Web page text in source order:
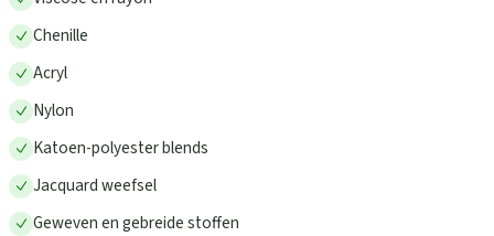
Chenille
Acryl
Nylon
Katoen-polyester blends
Jacquard weefsel
Geweven en gebreide stoffen